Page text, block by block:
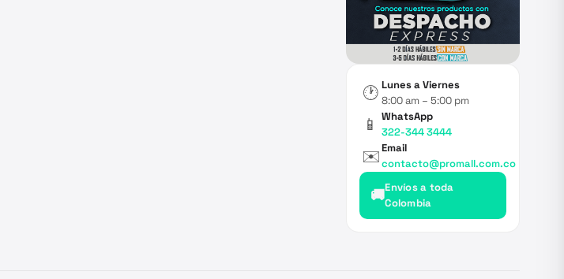
🕐 Lunes a Viernes
8:00 am – 5:00 pm
📱
WhatsApp
322-344 3444
✉️Email
contacto@promall.com.co
🚚Envíos a toda
Colombia